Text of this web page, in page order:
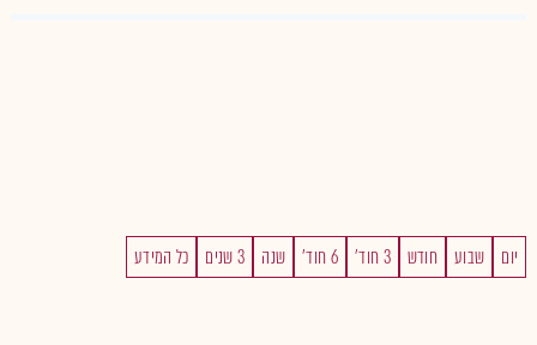
יום שבוע חודש 3 חוד' 6 חוד' שנה 3 שנים כל המידע